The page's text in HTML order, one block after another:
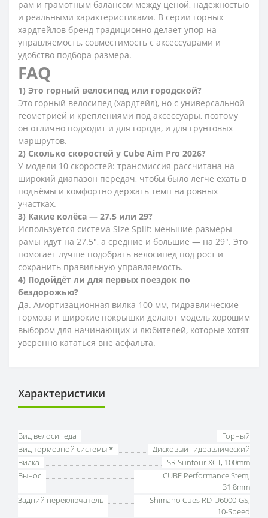
рам и грамотным балансом между ценой, надёжностью
и реальными характеристиками. В серии горных
хардтейлов бренд традиционно делает упор на
управляемость, совместимость с аксессуарами и
удобство подбора размера.
FAQ
1) Это горный велосипед или городской?
Это горный велосипед (хардтейл), но с универсальной
геометрией и креплениями под аксессуары, поэтому
он отлично подходит и для города, и для грунтовых
маршрутов.
2) Сколько скоростей у Cube Aim Pro 2026?
У модели 10 скоростей: трансмиссия рассчитана на
широкий диапазон передач, чтобы было легче ехать в
подъёмы и комфортно держать темп на ровных
участках.
3) Какие колёса — 27.5 или 29?
Используется система Size Split: меньшие размеры
рамы идут на 27.5", а средние и большие — на 29". Это
помогает лучше подобрать велосипед под рост и
сохранить правильную управляемость.
4) Подойдёт ли для первых поездок по
бездорожью?
Да. Амортизационная вилка 100 мм, гидравлические
тормоза и широкие покрышки делают модель хорошим
выбором для начинающих и любителей, которые хотят
уверенно кататься вне асфальта.
Характеристики
Вид велосипеда
Горный
Вид тормозной системы *
Дисковый гидравлический
Вилка
SR Suntour XCT, 100mm
Вынос
CUBE Performance Stem,
31.8mm
Задний переключатель
Shimano Cues RD-U6000-GS,
10-Speed